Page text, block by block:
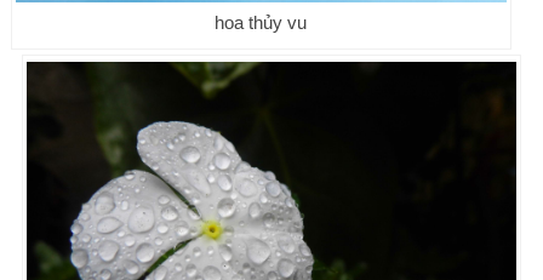
hoa thủy vu